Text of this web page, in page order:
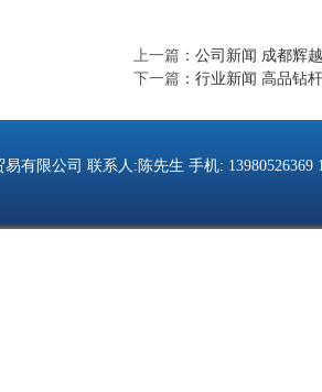
上一篇 ： 公司新闻 成都辉
下一篇 ： 行业新闻 高品钻
有限公司 联系人:陈先生 手机: 13980526369